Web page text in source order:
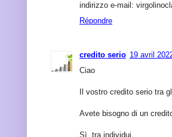
indirizzo e-mail:
Répondre
credito serio 19 avril
Ciao
Il vostro credito serio tra
Avete bisogno di un
Sì, tra individui.